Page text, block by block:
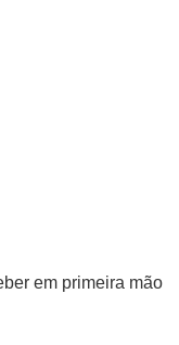
em primeira mão